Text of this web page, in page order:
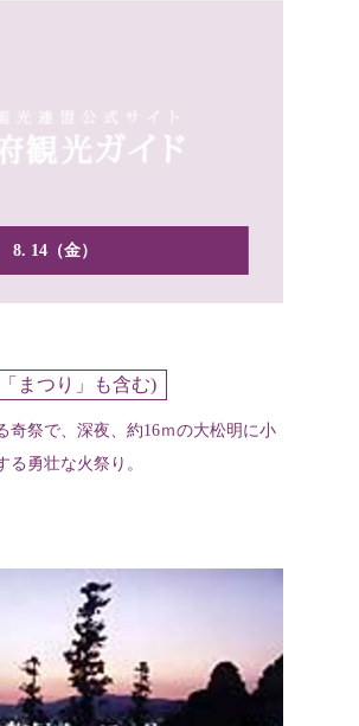
8. 14（金）
まつり」も含む)
奇祭で、深夜、約16ｍの大松明に小
勇壮な火祭り。